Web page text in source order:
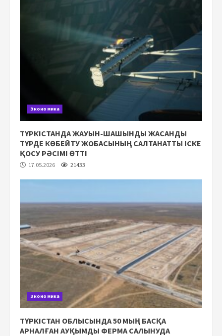
Экономика
ТҮРКІСТАНДА ЖАУЫН-ШАШЫНДЫ ЖАСАНДЫ
ТҮРДЕ КӨБЕЙТУ ЖОБАСЫНЫҢ САЛТАНАТТЫ ІСКЕ
ҚОСУ РӘСІМІ ӨТТІ
17.05.2026 21433
Экономика
ТҮРКІСТАН ОБЛЫСЫНДА 50 МЫҢ БАСҚА
АРНАЛҒАН АУҚЫМДЫ ФЕРМА САЛЫНУДА